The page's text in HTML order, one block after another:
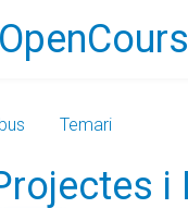
Temari